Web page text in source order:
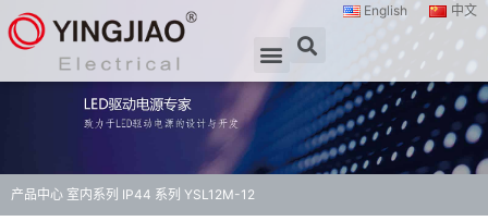
English 中文
产品中心 室内系列 IP44 系列 YSL12M-12